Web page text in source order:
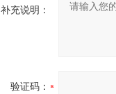
补充说明：
验证码：